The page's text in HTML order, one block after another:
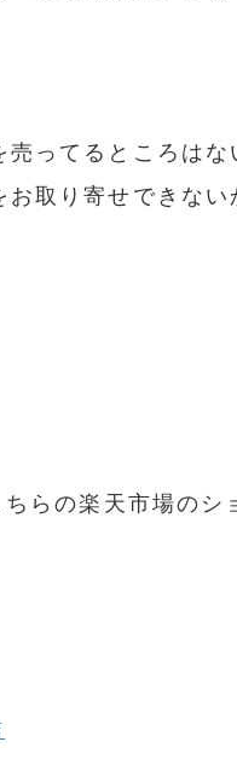
売ってるところはな
お取り寄せできない
らの楽天市場のシ